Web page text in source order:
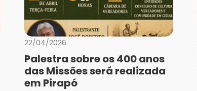
22/04/2026
Palestra sobre os 400 anos
das Missões será realizada
em Pirapó